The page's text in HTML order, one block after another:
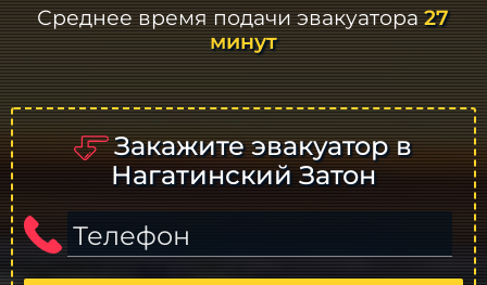
Среднее время подачи эвакуатора27
минут
Закажите эвакуатор в
Нагатинский Затон
Телефон